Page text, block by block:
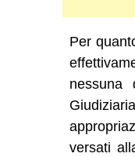
Per
nessuna
versati